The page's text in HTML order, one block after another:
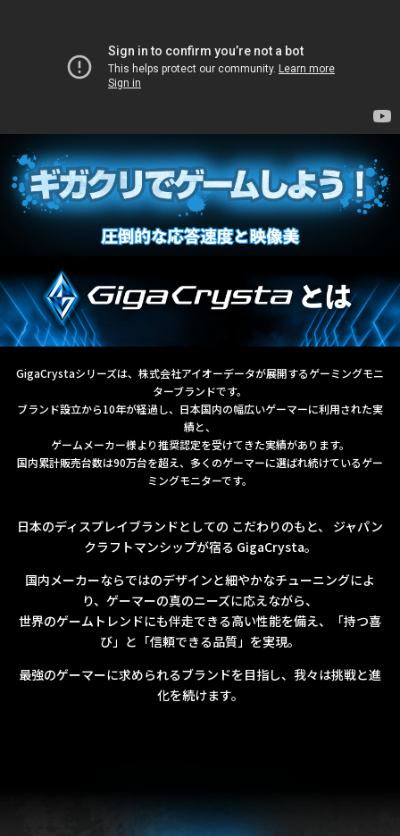
GigaCrystaシリーズは、株式会社アイオーデータが展開するゲーミングモニ
ターブランドです。
ブランド設立から10年が経過し、日本国内の幅広いゲーマーに利用された実
績と、
ゲームメーカー様より推奨認定を受けてきた実績があります。
国内累計販売台数は90万台を超え、多くのゲーマーに選ばれ続けているゲー
ミングモニターです。
日本のディスプレイブランドとしての こだわりのもと、 ジャパン
クラフトマンシップが宿る GigaCrysta。
国内メーカーならではのデザインと細やかなチューニングによ
り、ゲーマーの真のニーズに応えながら、
世界のゲームトレンドにも伴走できる高い性能を備え、「持つ喜
び」と「信頼できる品質」を実現。
最強のゲーマーに求められるブランドを目指し、我々は挑戦と進
化を続けます。